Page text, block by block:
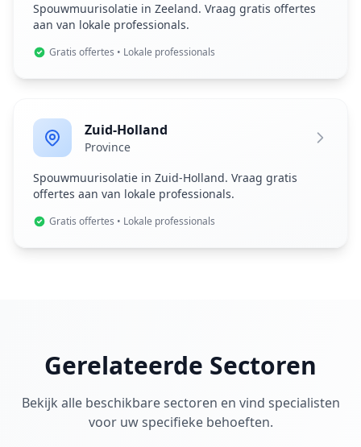
Spouwmuurisolatie in Zeeland. Vraag gratis offertes
aan van lokale professionals.
Gratis offertes • Lokale professionals
Zuid-Holland
Province
Spouwmuurisolatie in Zuid-Holland. Vraag gratis
offertes aan van lokale professionals.
Gratis offertes • Lokale professionals
Gerelateerde Sectoren
Bekijk alle beschikbare sectoren en vind specialisten
voor uw specifieke behoeften.